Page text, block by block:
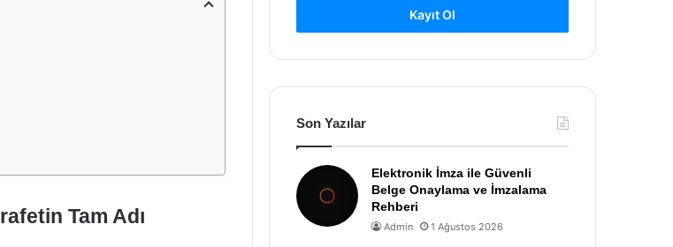
Tam Adı
Kayıt Ol
Son Yazılar
Elektronik İmza ile Güvenli
Belge Onaylama ve İmzalama
Rehberi
Admin 1 Ağustos 2026